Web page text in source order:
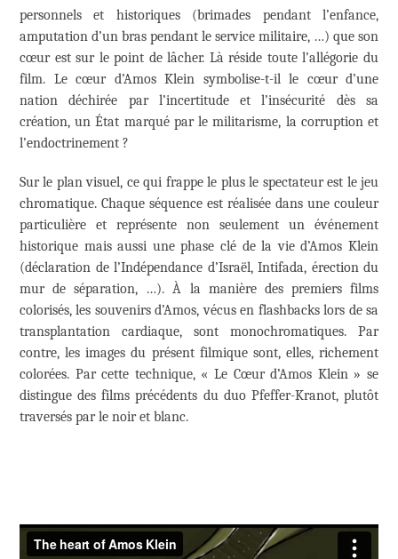
personnels et historiques (brimades pendant l’enfance,
amputation d’un bras pendant le service militaire, …) que son
cœur est sur le point de lâcher. Là réside toute l’allégorie du
film. Le cœur d’Amos Klein symbolise-t-il le cœur d’une
nation déchirée par l’incertitude et l’insécurité dès sa
création, un État marqué par le militarisme, la corruption et
l’endoctrinement ?
Sur le plan visuel, ce qui frappe le plus le spectateur est le jeu
chromatique. Chaque séquence est réalisée dans une couleur
particulière et représente non seulement un événement
historique mais aussi une phase clé de la vie d’Amos Klein
(déclaration de l’Indépendance d’Israël, Intifada, érection du
mur de séparation, …). À la manière des premiers films
colorisés, les souvenirs d’Amos, vécus en flashbacks lors de sa
transplantation cardiaque, sont monochromatiques. Par
contre, les images du présent filmique sont, elles, richement
colorées. Par cette technique, « Le Cœur d’Amos Klein » se
distingue des films précédents du duo Pfeffer-Kranot, plutôt
traversés par le noir et blanc.